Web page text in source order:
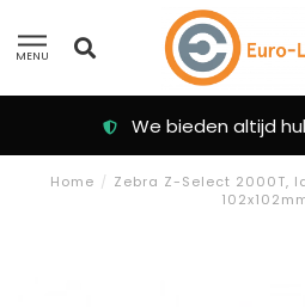
MENU
We bieden altijd
Home / Zebra Z-Select 2000T,